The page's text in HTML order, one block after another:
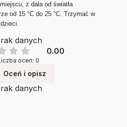
z dala od światła
od 15 °C do 25 °C. Trzymać w
danych
0.00
ocen: 0
Oceń i opisz
danych